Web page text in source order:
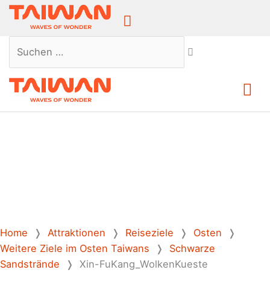
Above
Suchen …
Home ❭ Attraktionen ❭ Reiseziele ❭ Osten ❭
Weitere Ziele im Osten Taiwans ❭ Schwarze
Sandstrände ❭ Xin-FuKang_WolkenKueste